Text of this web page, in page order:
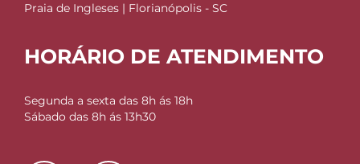
Praia de Ingleses | Florianópolis - SC
HORÁRIO DE ATENDIMENTO
Segunda a sexta das 8h ás 18h
Sábado das 8h ás 13h30